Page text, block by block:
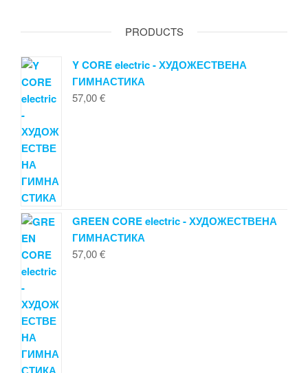
PRODUCTS
Y CORE electric - ХУДОЖЕСТВЕНА
ГИМНАСТИКА
57,00€
GREEN CORE electric - ХУДОЖЕСТВЕНА
ГИМНАСТИКА
57,00€